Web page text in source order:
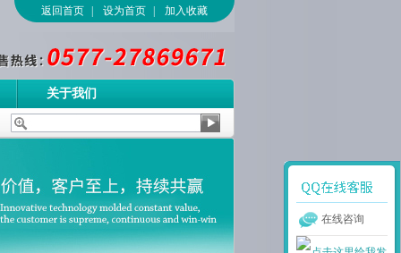
返回首页 设为首页 加入收藏
关于我们
在线咨询